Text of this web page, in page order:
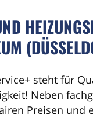
steht für
Neben
Preisen und